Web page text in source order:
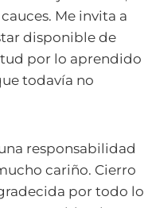
Me invita a
disponible de
por lo aprendido
todavía no
responsabilidad
cariño. Cierro
por todo lo